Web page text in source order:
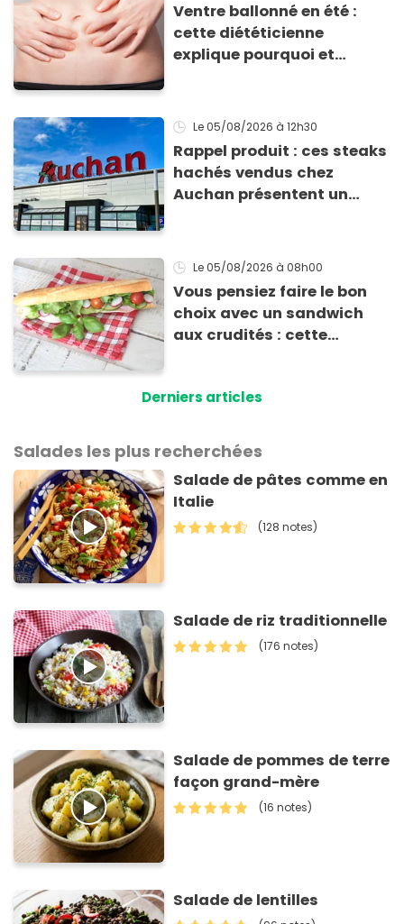
Ventre ballonné en été :
cette diététicienne
explique pourquoi et
Le 05/08/2026 à 12h30
Rappel produit : ces steaks
hachés vendus chez
Auchan présentent un
Le 05/08/2026 à 08h00
Vous pensiez faire le bon
choix avec un sandwich
aux crudités : cette
Derniers articles
Salades les plus recherchées
Salade de pâtes comme en
Italie
(128 notes)
Salade de riz traditionnelle
(176 notes)
Salade de pommes de terre
façon grand-mère
(16 notes)
Salade de lentilles